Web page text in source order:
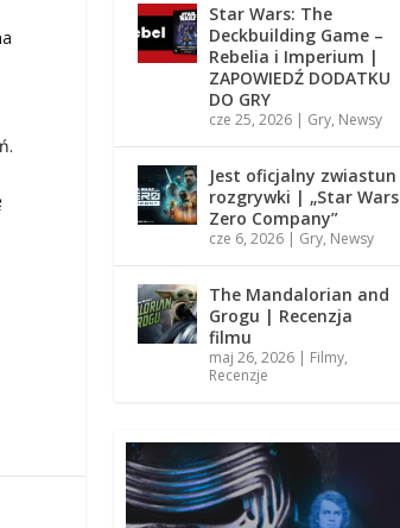
Star Wars: The
Deckbuilding Game –
Rebelia i Imperium |
ZAPOWIEDŹ DODATKU
DO GRY
cze 25, 2026 | Gry, Newsy
Jest oficjalny zwiastun
rozgrywki | „Star Wars
Zero Company”
cze 6, 2026 | Gry, Newsy
The Mandalorian and
Grogu | Recenzja
filmu
maj 26, 2026 | Filmy,
Recenzje